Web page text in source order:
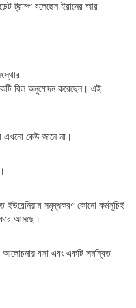
ট্রাম্প বলেছেন ইরানের আর
বিল অনুমোদন করেছেন। এই
এখনো কেউ জানে না।
ইউরেনিয়াম সমৃদ্ধকরণ কোনো কর্মসূচিই
করে আসছে।
আলোচনায় বসা এবং একটি সমন্বিত